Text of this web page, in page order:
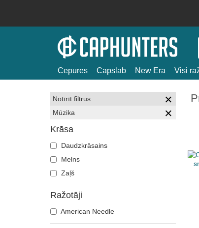
Cepures Capslab New Era Visi
Notīrīt filtrus
Mūzika
Krāsa
Daudzkrāsains
Melns
Zaļš
Ražotāji
American Needle